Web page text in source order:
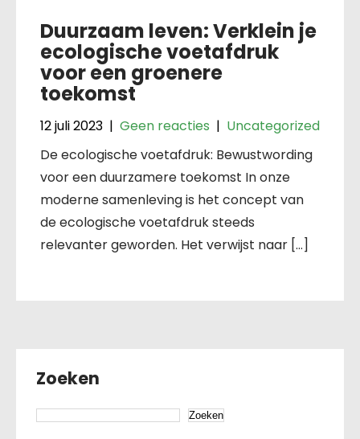
Duurzaam leven: Verklein je
ecologische voetafdruk
voor een groenere
toekomst
12 juli 2023 | Geen reacties | Uncategorized
De ecologische voetafdruk: Bewustwording
voor een duurzamere toekomst In onze
moderne samenleving is het concept van
de ecologische voetafdruk steeds
relevanter geworden. Het verwijst naar […]
Zoeken
Zoeken